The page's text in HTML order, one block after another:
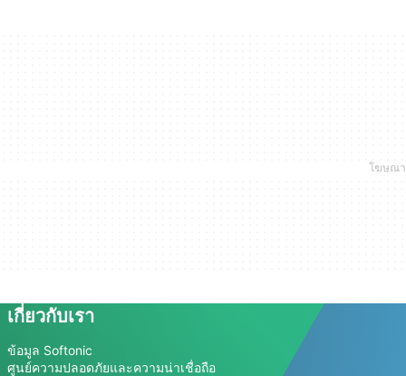
เกี่ยวกับเรา
ข้อมูล Softonic
ศูนย์ความปลอดภัยและความน่าเชื่อถือ